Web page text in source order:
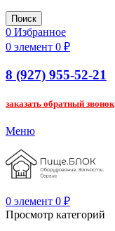
Поиск
0 Избранное
0 элемент 0 ₽
8 (927) 955-52-21
заказать обратный звонок
Меню
0 элемент 0 ₽
Просмотр категорий